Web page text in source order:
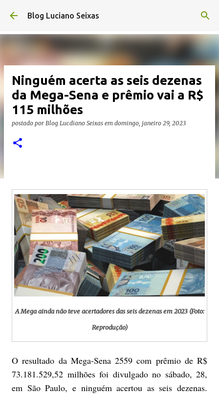
Pular para o conteúdo principal
Blog Luciano Seixas
Ninguém acerta as seis dezenas
da Mega-Sena e prêmio vai a R$
115 milhões
postado por Blog Lucdiano Seixas em domingo, janeiro 29, 2023
A Mega ainda não teve acertadores das seis dezenas em 2023 (Foto:
Reprodução)
O resultado da Mega-Sena 2559 com prêmio de R$
73.181.529,52 milhões foi divulgado no sábado, 28,
em São Paulo, e ninguém acertou as seis dezenas.